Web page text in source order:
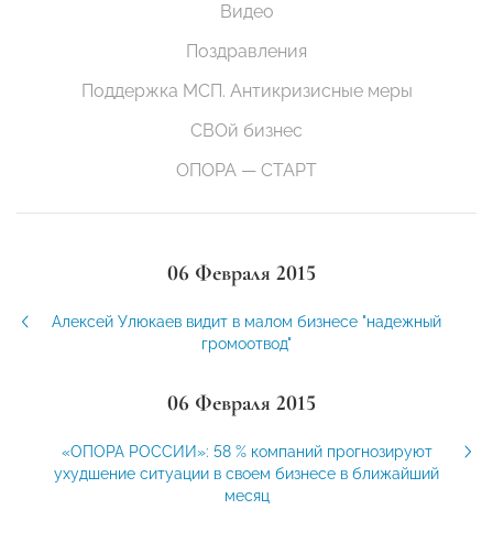
Видео
Поздравления
Поддержка МСП. Антикризисные меры
СВОй бизнес
ОПОРА — СТАРТ
06 Февраля 2015
Алексей Улюкаев видит в малом бизнесе "надежный
громоотвод"
06 Февраля 2015
«ОПОРА РОССИИ»: 58 % компаний прогнозируют
ухудшение ситуации в своем бизнесе в ближайший
месяц